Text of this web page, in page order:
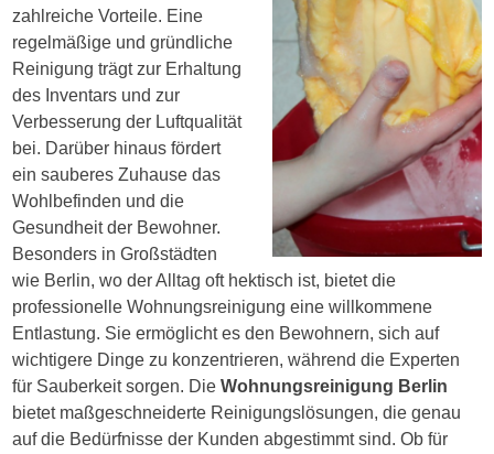
zahlreiche Vorteile. Eine
regelmäßige und gründliche
Reinigung trägt zur Erhaltung
des Inventars und zur
Verbesserung der Luftqualität
bei. Darüber hinaus fördert
ein sauberes Zuhause das
Wohlbefinden und die
Gesundheit der Bewohner.
Besonders in Großstädten
wie Berlin, wo der Alltag oft hektisch ist, bietet die
professionelle Wohnungsreinigung eine willkommene
Entlastung. Sie ermöglicht es den Bewohnern, sich auf
wichtigere Dinge zu konzentrieren, während die Experten
für Sauberkeit sorgen. DieWohnungsreinigung Berlin
bietet maßgeschneiderte Reinigungslösungen, die genau
auf die Bedürfnisse der Kunden abgestimmt sind. Ob für